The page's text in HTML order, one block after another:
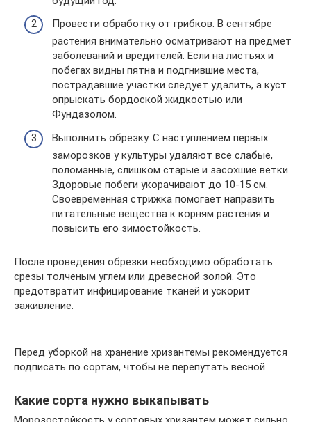
Провести обработку от грибков. В сентябре
растения внимательно осматривают на предмет
заболеваний и вредителей. Если на листьях и
побегах видны пятна и подгнившие места,
пострадавшие участки следует удалить, а куст
опрыскать бордоской жидкостью или
Фундазолом.
Выполнить обрезку. С наступлением первых
заморозков у культуры удаляют все слабые,
поломанные, слишком старые и засохшие ветки.
Здоровые побеги укорачивают до 10-15 см.
Своевременная стрижка помогает направить
питательные вещества к корням растения и
повысить его зимостойкость.
После проведения обрезки необходимо обработать
срезы толченым углем или древесной золой. Это
предотвратит инфицирование тканей и ускорит
заживление.
Перед уборкой на хранение хризантемы рекомендуется
подписать по сортам, чтобы не перепутать весной
Какие сорта нужно выкапывать